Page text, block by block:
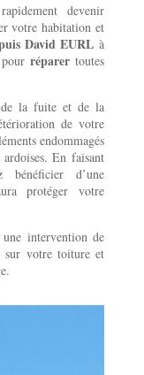
devenir
votre habitation et
David EURLà
réparertoutes
de la fuite et de la
de votre
endommagés
En faisant
d’une
protéger votre
intervention de
sur votre toiture et